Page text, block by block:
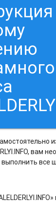
вам
все